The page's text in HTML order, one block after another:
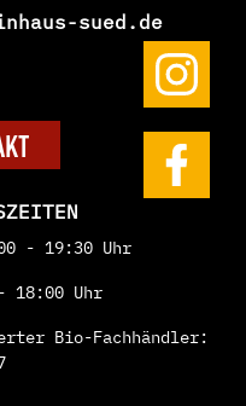
sued.de
- 19:30 Uhr
18:00 Uhr
Bio-Fachhändler: